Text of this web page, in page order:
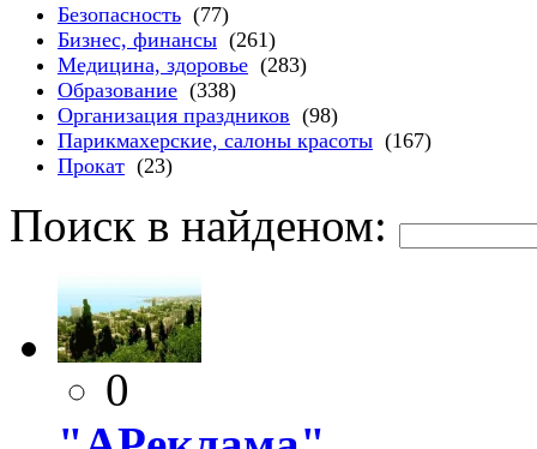
Безопасность (77)
Бизнес, финансы (261)
Медицина, здоровье (283)
Образование (338)
Организация праздников (98)
Парикмахерские, салоны красоты (167)
Прокат (23)
Поиск в найденом:
0